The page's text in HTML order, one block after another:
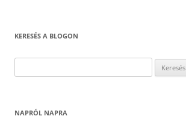
KERESÉS A BLOGON
NAPRÓL NAPRA